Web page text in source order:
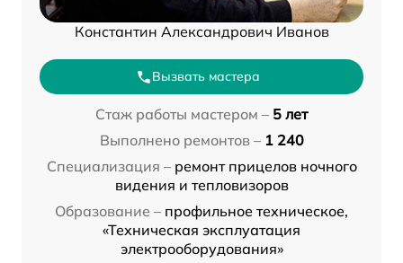
Константин Александрович Иванов
Вызвать мастера
Стаж работы мастером – 5 лет
Выполнено ремонтов – 1 240
Специализация – ремонт прицелов ночного
видения и тепловизоров
Образование – профильное техническое,
«Техническая эксплуатация
электрооборудования»